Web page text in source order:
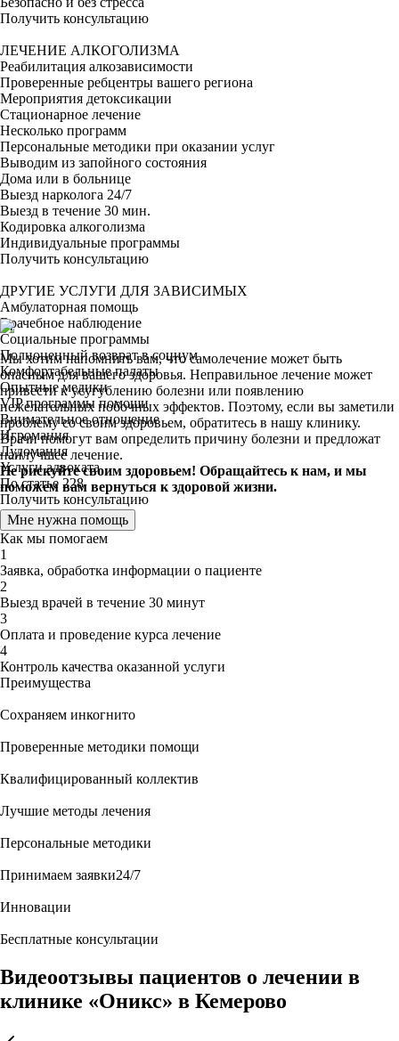
Получить консультацию
ЛЕЧЕНИЕ АЛКОГОЛИЗМА
Реабилитация алкозависимости
Проверенные ребцентры вашего региона
Мероприятия детоксикации
Стационарное лечение
Несколько программ
Персональные методики при оказании услуг
Выводим из запойного состояния
Дома или в больнице
Выезд нарколога 24/7
Выезд в течение 30 мин.
Кодировка алкоголизма
Индивидуальные программы
Получить консультацию
ДРУГИЕ УСЛУГИ ДЛЯ ЗАВИСИМЫХ
Амбулаторная помощь
Врачебное наблюдение
Социальные программы
Полноценный возврат в социум
Комфортабельные палаты
Опытные медики
VIP программы помощи
Внимательное отношение
Игромания
Лудомания
Услуги адвоката
По статье 228
Получить консультацию
Мы хотим напомнить вам, что самолечение может быть
опасным для вашего здоровья. Неправильное лечение может
привести к усугублению болезни или появлению
нежелательных побочных эффектов. Поэтому, если вы заметили
проблему со своим здоровьем, обратитесь в нашу клинику.
Врачи помогут вам определить причину болезни и предложат
наилучшее лечение.
Не рискуйте своим здоровьем! Обращайтесь к нам, и мы
поможем вам вернуться к здоровой жизни.
Мне нужна помощь
Как мы помогаем
1
Заявка, обработка информации о пациенте
2
Выезд врачей в течение 30 минут
3
Оплата и проведение курса лечение
4
Контроль качества оказанной услуги
Преимущества
Сохраняем инкогнито
Проверенные методики помощи
Квалифицированный коллектив
Лучшие методы лечения
Персональные методики
Принимаем заявки24/7
Инновации
Бесплатные консультации
Видеоотзывы пациентов о лечении в
клинике «Оникс» в Кемерово